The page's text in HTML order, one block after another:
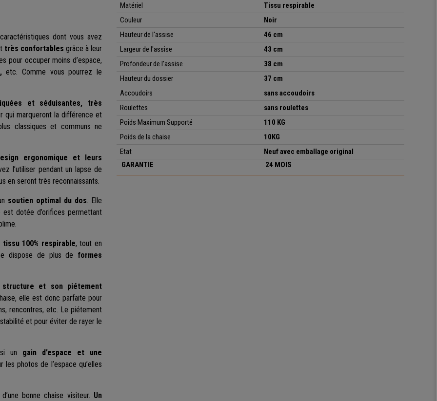
dont vous avez
très confortables grâce à leur
pour occuper moins d’espace,
etc. Comme vous pourrez le
et séduisantes, très
qui marqueront la différence et
classiques et communs ne
ergonomique et leurs
l’utiliser pendant un lapse de
en seront très reconnaissants.
soutien optimal du dos. Elle
dotée d’orifices permettant
tissu 100% respirable, tout en
dispose de plus de formes
structure et son piétement
elle est donc parfaite pour
rencontres, etc. Le piétement
et pour éviter de rayer le
un gain d’espace et une
photos de l’espace qu’elles
bonne chaise visiteur. Un
Matériel
Tissu respirable
Couleur
Noir
Hauteur de l'assise
46 cm
Largeur de l'assise
43 cm
Profondeur de l'assise
38 cm
Hauteur du dossier
37 cm
Accoudoirs
sans accoudoirs
Roulettes
sans roulettes
Poids Maximum Supporté
110 KG
Poids de la chaise
10KG
Etat
Neuf avec emballage original
GARANTIE
24 MOIS